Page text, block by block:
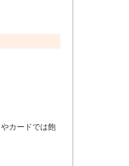
カードでは飽